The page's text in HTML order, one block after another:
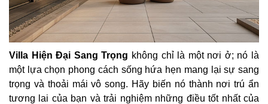
Villa Hiện Đại Sang Trọng không chỉ là một nơi ở; nó là
một lựa chọn phong cách sống hứa hẹn mang lại sự sang
trọng và thoải mái vô song. Hãy biến nó thành nơi trú ẩn
tương lai của bạn và trải nghiệm những điều tốt nhất của